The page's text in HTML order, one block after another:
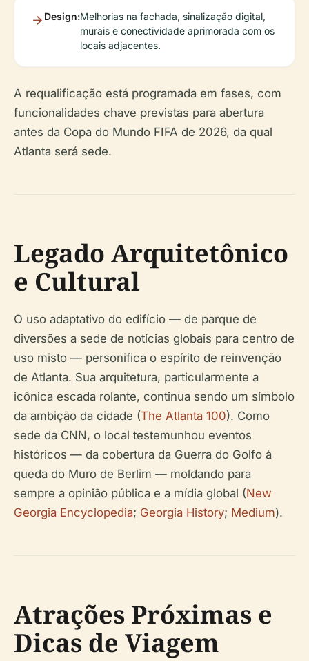
Design:Melhorias na fachada, sinalização digital,
murais e conectividade aprimorada com os
locais adjacentes.
A requalificação está programada em fases, com
funcionalidades chave previstas para abertura
antes da Copa do Mundo FIFA de 2026, da qual
Atlanta será sede.
Legado Arquitetônico
e Cultural
O uso adaptativo do edifício — de parque de
diversões a sede de notícias globais para centro de
uso misto — personifica o espírito de reinvenção
de Atlanta. Sua arquitetura, particularmente a
icônica escada rolante, continua sendo um símbolo
da ambição da cidade (The Atlanta 100). Como
sede da CNN, o local testemunhou eventos
históricos — da cobertura da Guerra do Golfo à
queda do Muro de Berlim — moldando para
sempre a opinião pública e a mídia global (New
Georgia Encyclopedia; Georgia History; Medium).
Atrações Próximas e
Dicas de Viagem